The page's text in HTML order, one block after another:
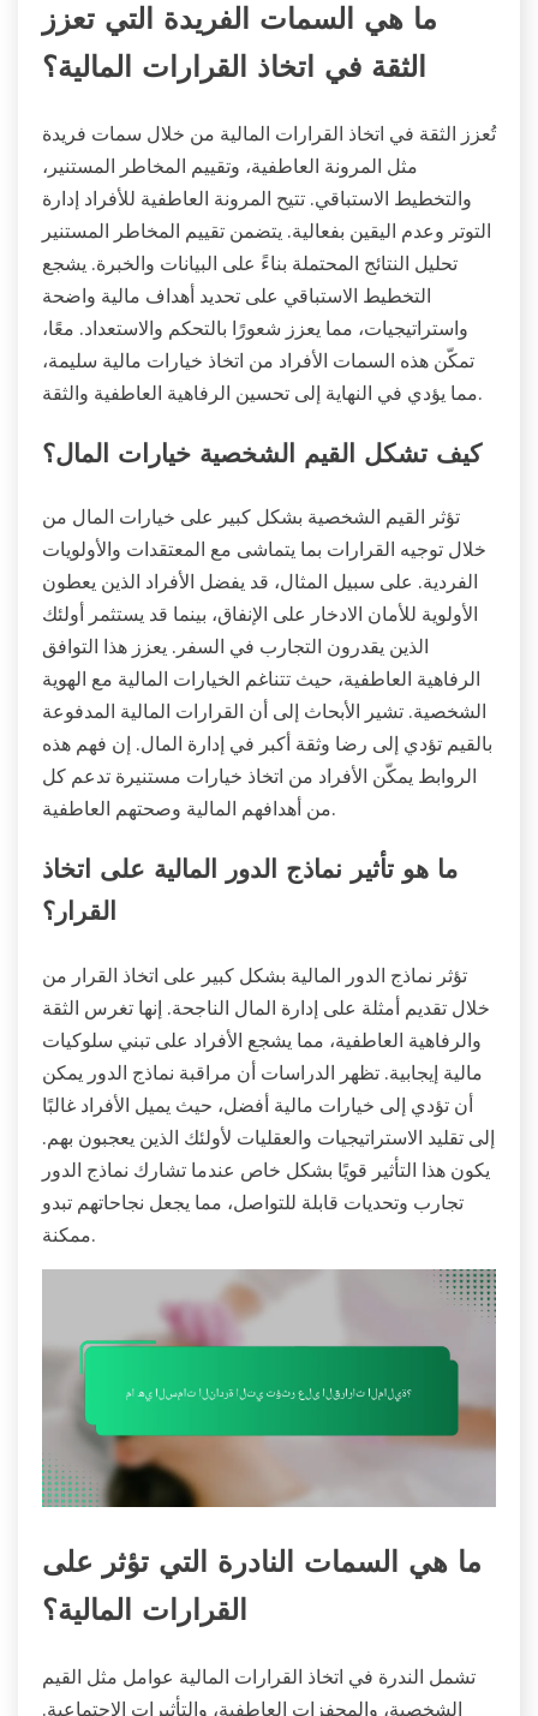
ما هي السمات الفريدة التي تعزز
الثقة في اتخاذ القرارات المالية؟
تُعزز الثقة في اتخاذ القرارات المالية من خلال سمات فريدة
مثل المرونة العاطفية، وتقييم المخاطر المستنير،
والتخطيط الاستباقي. تتيح المرونة العاطفية للأفراد إدارة
التوتر وعدم اليقين بفعالية. يتضمن تقييم المخاطر المستنير
تحليل النتائج المحتملة بناءً على البيانات والخبرة. يشجع
التخطيط الاستباقي على تحديد أهداف مالية واضحة
واستراتيجيات، مما يعزز شعورًا بالتحكم والاستعداد. معًا،
تمكّن هذه السمات الأفراد من اتخاذ خيارات مالية سليمة،
مما يؤدي في النهاية إلى تحسين الرفاهية العاطفية والثقة.
كيف تشكل القيم الشخصية خيارات المال؟
تؤثر القيم الشخصية بشكل كبير على خيارات المال من
خلال توجيه القرارات بما يتماشى مع المعتقدات والأولويات
الفردية. على سبيل المثال، قد يفضل الأفراد الذين يعطون
الأولوية للأمان الادخار على الإنفاق، بينما قد يستثمر أولئك
الذين يقدرون التجارب في السفر. يعزز هذا التوافق
الرفاهية العاطفية، حيث تتناغم الخيارات المالية مع الهوية
الشخصية. تشير الأبحاث إلى أن القرارات المالية المدفوعة
بالقيم تؤدي إلى رضا وثقة أكبر في إدارة المال. إن فهم هذه
الروابط يمكّن الأفراد من اتخاذ خيارات مستنيرة تدعم كل
من أهدافهم المالية وصحتهم العاطفية.
ما هو تأثير نماذج الدور المالية على اتخاذ
القرار؟
تؤثر نماذج الدور المالية بشكل كبير على اتخاذ القرار من
خلال تقديم أمثلة على إدارة المال الناجحة. إنها تغرس الثقة
والرفاهية العاطفية، مما يشجع الأفراد على تبني سلوكيات
مالية إيجابية. تظهر الدراسات أن مراقبة نماذج الدور يمكن
أن تؤدي إلى خيارات مالية أفضل، حيث يميل الأفراد غالبًا
إلى تقليد الاستراتيجيات والعقليات لأولئك الذين يعجبون بهم.
يكون هذا التأثير قويًا بشكل خاص عندما تشارك نماذج الدور
تجارب وتحديات قابلة للتواصل، مما يجعل نجاحاتهم تبدو
ممكنة.
ما هي السمات النادرة التي تؤثر على
القرارات المالية؟
تشمل الندرة في اتخاذ القرارات المالية عوامل مثل القيم
الشخصية، والمحفزات العاطفية، والتأثيرات الاجتماعية.